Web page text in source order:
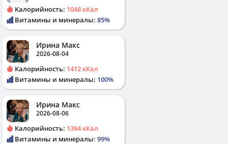
Калорийность: 1048 кКал
Витамины и минералы: 85%
Ирина Макс
2026-08-04
Калорийность: 1412 кКал
Витамины и минералы: 100%
Ирина Макс
2026-08-06
Калорийность: 1394 кКал
Витамины и минералы: 99%